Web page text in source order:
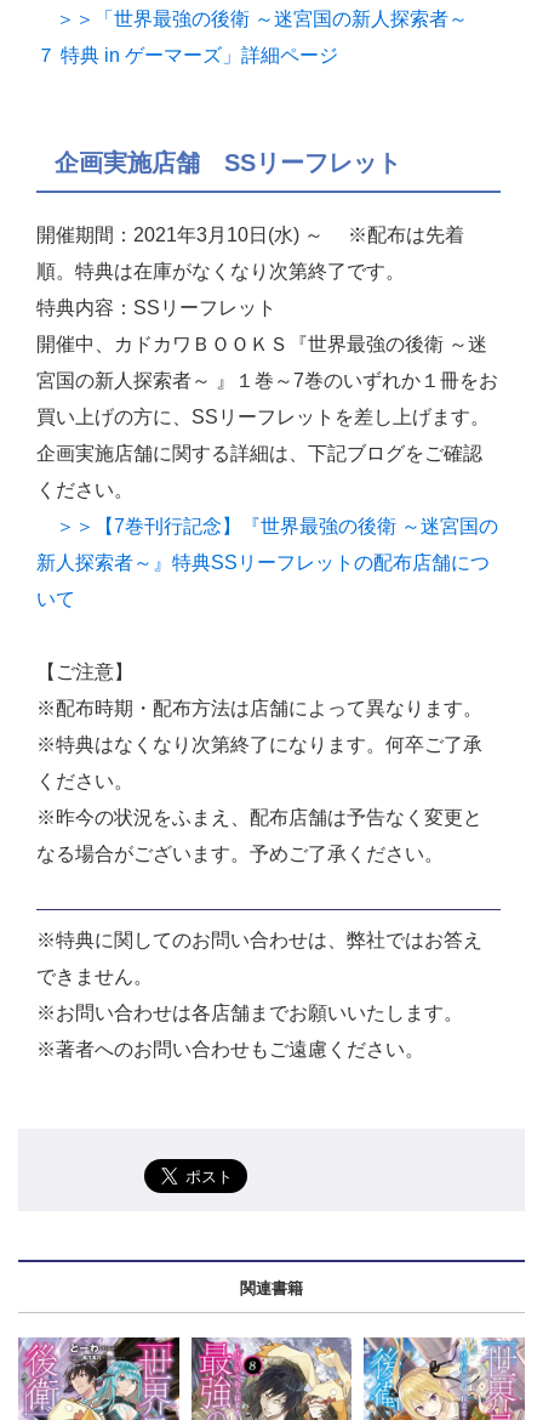
＞＞「世界最強の後衛 ～迷宮国の新人探索者～
７ 特典 in ゲーマーズ」詳細ページ
企画実施店舗 SSリーフレット
開催期間：2021年3月10日(水) ～ ※配布は先着
順。特典は在庫がなくなり次第終了です。
特典内容：SSリーフレット
開催中、カドカワＢＯＯＫＳ『世界最強の後衛 ～迷
宮国の新人探索者～ 』１巻～7巻のいずれか１冊をお
買い上げの方に、SSリーフレットを差し上げます。
企画実施店舗に関する詳細は、下記ブログをご確認
ください。
＞＞【7巻刊行記念】『世界最強の後衛 ～迷宮国の
新人探索者～』特典SSリーフレットの配布店舗につ
いて
【ご注意】
※配布時期・配布方法は店舗によって異なります。
※特典はなくなり次第終了になります。何卒ご了承
ください。
※昨今の状況をふまえ、配布店舗は予告なく変更と
なる場合がございます。予めご了承ください。
※特典に関してのお問い合わせは、弊社ではお答え
できません。
※お問い合わせは各店舗までお願いいたします。
※著者へのお問い合わせもご遠慮ください。
関連書籍